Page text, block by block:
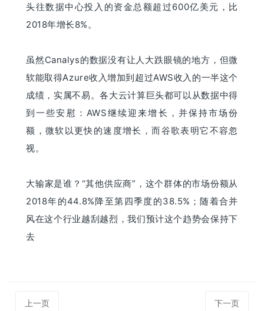
头往数据中心投入的资金总额超过600亿美元，比
2018年增长8%。
虽然Canalys的数据没有让人大跌眼镜的地方，但微
软能取得Azure收入增加到超过AWS收入的一半这个
成绩，实属不易。各大云计算巨头都可以从数据中得
到一些安慰：AWS继续迎来增长，并保持市场份
额，微软以更快的速度增长，而谷歌表明它不容忽
视。
大输家是谁？“其他供应商”，这个群体的市场份额从
2018年的44.8%降至第四季度的38.5%；随着合并
风在这个行业越刮越烈，我们预计这个趋势会保持下
去
上一页 下一页